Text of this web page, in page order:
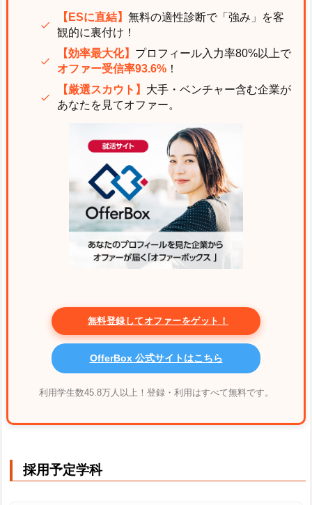
【ESに直結】 無料の適性診断で「強み」を客
観的に裏付け！
【効率最大化】 プロフィール入力率80%以上で
オファー受信率93.6% ！
【厳選スカウト】 大手・ベンチャー含む企業が
あなたを見てオファー。
無料登録してオファーをゲット！
OfferBox 公式サイトはこちら
利用学生数45.8万人以上！登録・利用はすべて無料です。
採用予定学科